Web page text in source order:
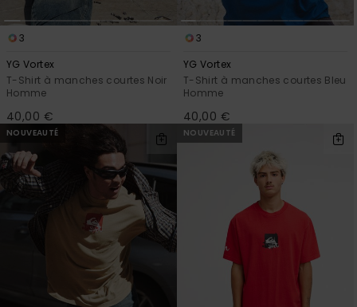
formulaire
Consulter
la FAQ
3
YG Vortex
T-Shirt à manches courtes Noir
Homme
40,00 €
3
YG Vortex
T-Shirt à manches courtes Bleu
Homme
40,00 €
NOUVEAUTÉ NOUVEAUTÉ